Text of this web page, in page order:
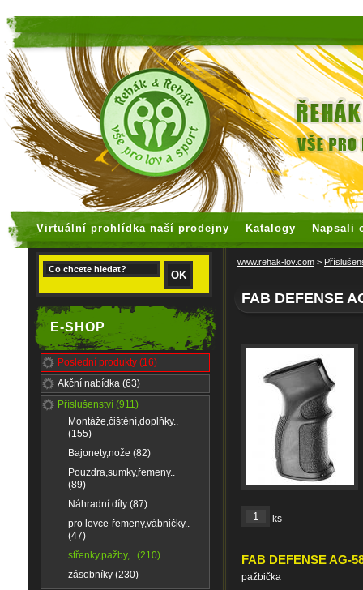
Virtuální prohlídka naší prodejny Katalogy Napsali
E-SHOP
Poslední produkty (16)
Akční nabídka (63)
Příslušenství (911)
Montáže,čištění,doplňky..
(155)
Bajonety,nože (82)
Pouzdra,sumky,řemeny..
(89)
Náhradní díly (87)
pro lovce-řemeny,vábničky..
(47)
střenky,pažby,.. (210)
zásobníky (230)
www.rehak-lov.com >
FAB DEFENSE
ks
FAB DEFENSE AG-
pažbička